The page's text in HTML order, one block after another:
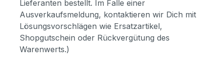
Lieferanten bestellt. Im Falle einer
Ausverkaufsmeldung, kontaktieren wir Dich mit
Lösungsvorschlägen wie Ersatzartikel,
Shopgutschein oder Rückvergütung des
Warenwerts.)